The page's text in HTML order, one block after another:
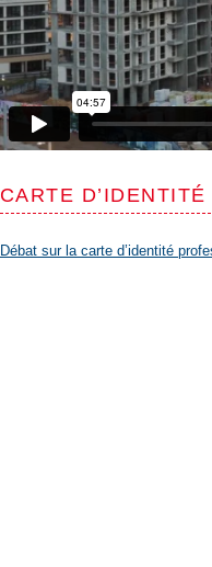
CARTE
Débat sur la carte d’identité